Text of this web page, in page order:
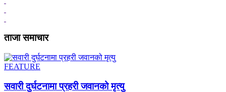
ताजा समाचार
FEATURE
सवारी दुर्घटनामा प्रहरी जवानको मृत्यु